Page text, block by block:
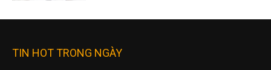
TIN HOT TRONG NGÀY